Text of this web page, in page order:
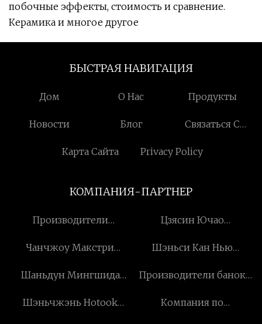
побочные эффекты, стоимость и сравнение.
Керамика и многое другое
БЫСТРАЯ НАВИГАЦИЯ
Дом О Нас Продукты
Новости Блог
Связаться С
Карта Сайта
Privacy Policy
КОМПАНИЯ-ПАРТНЕР
Производители
Цзясин Ючао
Технология Ко, ООО
Чанчжоу Макстри
ООО
Шэньси Кан Нью
Шаньдун Мингшида
Технология Компания,
Производители банок
Шэньчжэнь Hotook
Компания по